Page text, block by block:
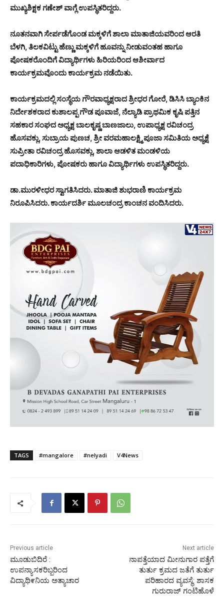
ಮುಖ್ಯಶಿಕ್ಷಕ ಗಣೇಶ್ ವಾಗ್ಲೆ ಉಪಸ್ಥಿತರಿದ್ದರು.
ನೂತನವಾಗಿ ಸೇರ್ಪಡೆಗೊಂಡ ಮಕ್ಕಳಿಗೆ ಶಾಲಾ ಮಾತಾಜಿಯವರಿಂದ ಆರತಿ
ಬೆಳಗಿ, ತಿಲಕವಿಟ್ಟು ಹೆಣ್ಣು ಮಕ್ಕಳಿಗೆ ಹೂವನ್ನು ನೀಡುವಂತಹ ಹಾಗೂ
ಪೋಷಕರೊಂದಿಗೆ ವಿದ್ಯಾರ್ಥಿಗಳು ಹಿರಿಯರಿಂದ ಆಶೀರ್ವಾದ
ಕಾರ್ಯಕ್ರಮವೊಂದು ಕಾರ್ಯಕ್ರಮ ನಡೆಯಿತು.
ಕಾರ್ಯಕ್ರಮದಲ್ಲಿ ಸಂಸ್ಥೆಯ ಗೌರವಾಧ್ಯಕ್ಷರಾದ ಶ್ರೀಧರ ಗೋರೆ, ಡಿಸಿಸಿ ಬ್ಯಾಂಕಿನ
ನಿರ್ದೇಶಕರಾದ ಕುಶಾಲಪ್ಪ ಗೌಡ ಪೂವಾಜೆ, ನೆಲ್ಯಾಡಿ ಪ್ರಾಥಮಿಕ ಕೃಷಿ ಪತ್ತಿನ
ಸಹಕಾರ ಸಂಘದ ಅಧ್ಯಕ್ಷ ಬಾಲಕೃಷ್ಣ ಬಾಣಜಾಲು, ಉಪಾಧ್ಯಕ್ಷ ರವಿಚಂದ್ರ
ಹೊಸವಕ್ಲು, ಸುಬ್ರಾಯ ಪುಣಚ, ಶ್ರೀ ವರಮಹಾಲಕ್ಷ್ಮಿ ಪೂಜಾ ಸಮಿತಿಯ ಅಧ್ಯಕ್ಷೆ
ಸುಪ್ರೀತಾ ರವಿಚಂದ್ರ ಹೊಸವಕ್ಲು, ಶಾಲಾ ಆಡಳಿತ ಮಂಡಳಿಯ
ಪದಾಧಿಕಾರಿಗಳು, ಪೋಷಕರು ಹಾಗೂ ವಿದ್ಯಾರ್ಥಿಗಳು ಉಪಸ್ಥಿತರಿದ್ದರು.
ಡಾ.ಮುರಳೀಧರ ಸ್ವಾಗತಿಸಿದರು. ಮಾತಾಜಿ ಶುಭರಾಣಿ ಕಾರ್ಯಕ್ರಮ
ನಿರೂಪಿಸಿದರು. ಕಾರ್ಯದರ್ಶಿ ಮೂಲಚಂದ್ರ ಕಾಂಚನ ವಂದಿಸಿದರು.
TAGS #mangalore #nelyadi V4News
Previous article
ಮೂಡುಬಿದಿರೆ :
ಉಪನ್ಯಾಸಕರಿಬ್ಬರಿಂದ
ವಿದ್ಯಾಥಿ೯ನಿಯ ಅತ್ಯಾಚಾರ
Next article
ನಾಪತ್ತೆಯಾದ ಮೀನುಗಾರ ಪತ್ತೆಗೆ
ತುರ್ತು ಕ್ರಮದ ಜತೆಗೆ ತುರ್ತು
ಪರಿಹಾರದ ವ್ಯವಸ್ಥೆ: ಶಾಸಕ
ಗುರುರಾಜ್ ಗಂಟಿಹೊಳೆ